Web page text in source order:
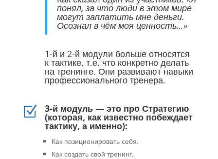
понял, за что люди в этом мире
могут заплатить мне деньги.
Осознал в чём моя ценность…»
1-й и 2-й модули больше относятся
к тактике, т.е. что конкретно делать
на тренинге. Они развивают навыки
профессионального тренера.
Z 3-й модуль — это про Стратегию
(которая, как известно побеждает
тактику, а именно):
Как позиционировать себя.
Как создать свой тренинг.